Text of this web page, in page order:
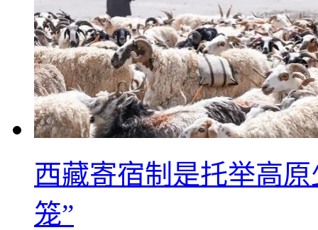
西藏寄宿制是托举高
笼”